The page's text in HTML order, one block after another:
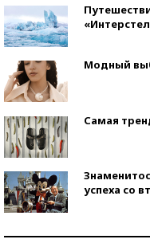
Модный
Самая
успеха со